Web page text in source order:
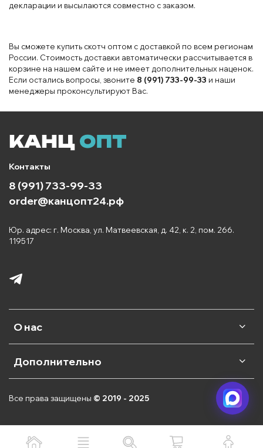
декларации и высылаются совместно с заказом.
Вы сможете купить скотч оптом с доставкой по всем регионам
России. Стоимость доставки автоматически рассчитывается в
корзине на нашем сайте и не имеет дополнительных наценок.
Если остались вопросы, звоните 8 (991) 733-99-33 и наши
менеджеры проконсультируют Вас.
О нас
Дополнительно
Контакты
8 (991) 733-99-33
order@канцопт24.рф
Юр. адрес: г. Москва, ул. Матвеевская, д. 42, к. 2, пом. 266.
119517
Все права защищены © 2019 - 2025